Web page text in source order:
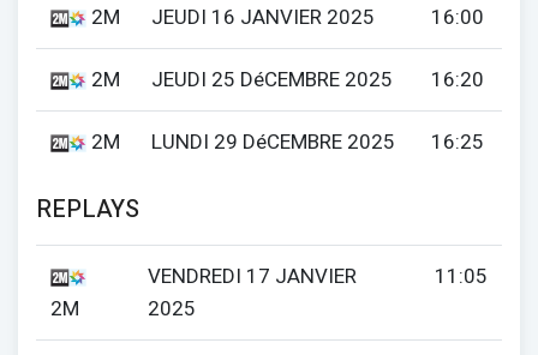
2M JEUDI 16 JANVIER 2025 16:00
2M JEUDI 25 DéCEMBRE 2025 16:20
2M LUNDI 29 DéCEMBRE 2025 16:25
REPLAYS
2M
VENDREDI 17 JANVIER
2025
11:05